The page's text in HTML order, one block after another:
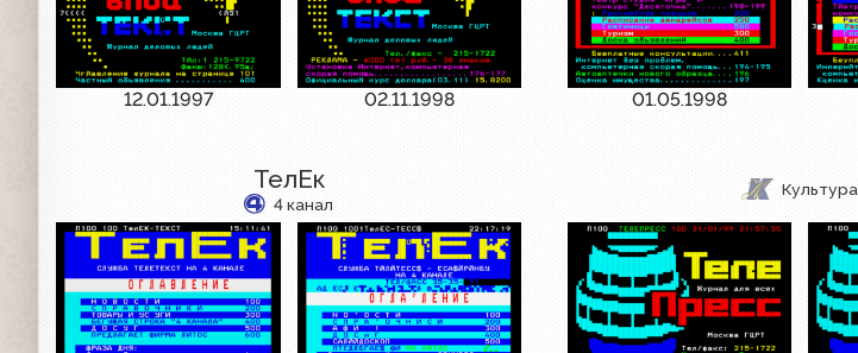
12.01.1997 02.11.1998 01.05.1998
ТелЕк
4 канал
Культура